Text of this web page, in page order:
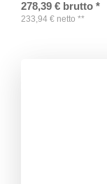
278,39 € brutto *
233,94 € netto **